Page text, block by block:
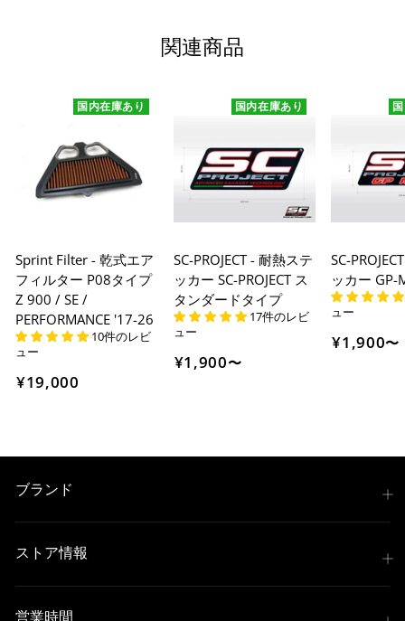
上記キャッシュレス決済アカウントからご希望のお支払
が完了します。
※ ご利用には事前にPayPay、Apple Payの利用登録が
コンビニ決済(事前決済)
上記コンビニでお支払い頂けます。
入金確認が取れ次第、商品を手配させて頂きます。
※ 税込300,000円以上のお買い物の際にはご利用頂けま
※ お支払いは現金のみとなります。
関連商品
国内在庫あり
Sprint Filter - 乾式エア
フィルター P08タイプ
Z 900 / SE /
PERFORMANCE '17-26
10件のレビ
ュー
¥19,000
国内在庫あり
SC-PROJECT - 耐熱ステ
ッカー SC-PROJECT ス
タンダードタイプ
17件のレビ
ュー
¥1,900〜
SC-
ッカー GP-
ュー
¥1,900〜
ブランド
ストア情報
営業時間